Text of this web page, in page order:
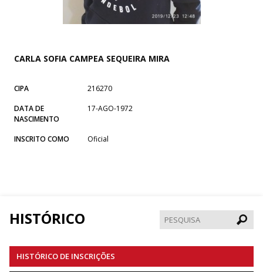
CARLA SOFIA CAMPEA SEQUEIRA MIRA
CIPA
216270
DATA DE
NASCIMENTO
17-AGO-1972
INSCRITO COMO Oficial
HISTÓRICO
HISTÓRICO DE INSCRIÇÕES